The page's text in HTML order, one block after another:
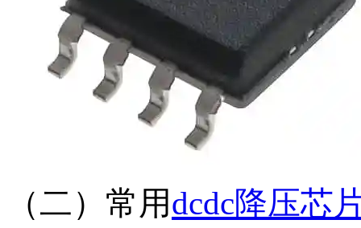
（二）常用dcdc降压芯